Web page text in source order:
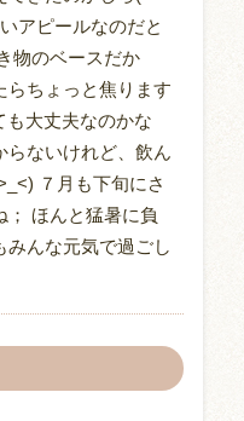
アピールなのだと
物のベースだか
らちょっと焦ります
も大丈夫なのかな
ないけれど、飲ん
７月も下旬にさ
； ほんと猛暑に負
みんな元気で過ごし